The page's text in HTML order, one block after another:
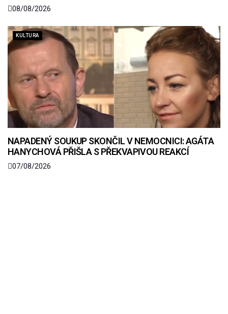
08/08/2026
KULTURA
NAPADENÝ SOUKUP SKONČIL V NEMOCNICI: AGÁTA
HANYCHOVÁ PŘIŠLA S PŘEKVAPIVOU REAKCÍ
07/08/2026